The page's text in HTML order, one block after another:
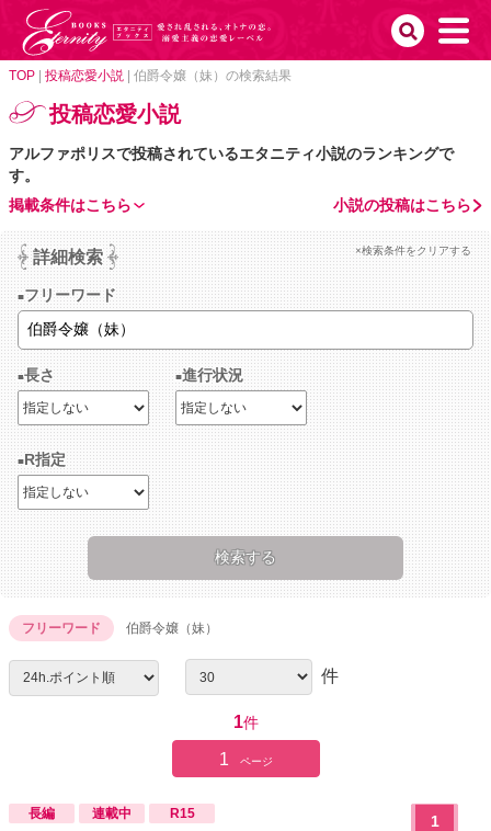
TOP 投稿恋愛小説 伯爵令嬢（妹）の検索結果
投稿恋愛小説
アルファポリスで投稿されているエタニティ小説のランキングで
す。
小説の投稿はこちら
掲載条件はこちら
詳細検索 ×検索条件をクリアする
フリーワード
長さ 進行状況
R指定
フリーワード 伯爵令嬢（妹）
件
1件
1 ページ
長編 連載中 R15 1